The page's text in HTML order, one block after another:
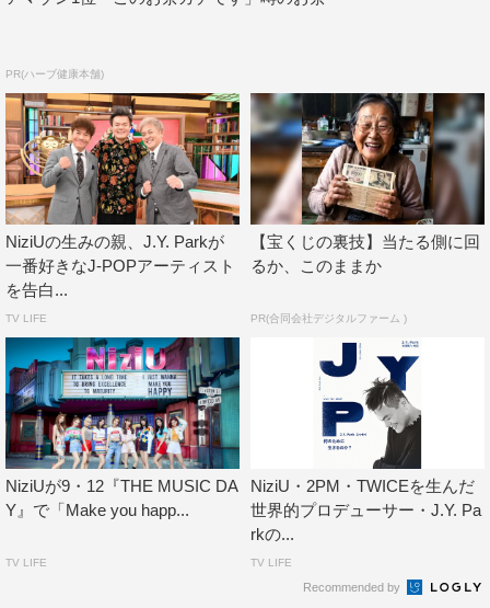
2020年9月12日（土）後11・00～11・30
PR(ハーブ健康本舗)
NiziUの生みの親、J.Y. Parkが
一番好きなJ-POPアーティスト
を告白...
TV LIFE
【宝くじの裏技】当たる側に回
るか、このままか
PR(合同会社デジタルファーム )
NiziUが9・12『THE MUSIC DA
Y』で「Make you happ...
TV LIFE
NiziU・2PM・TWICEを生んだ
世界的プロデューサー・J.Y. Pa
rkの...
TV LIFE
Recommended by